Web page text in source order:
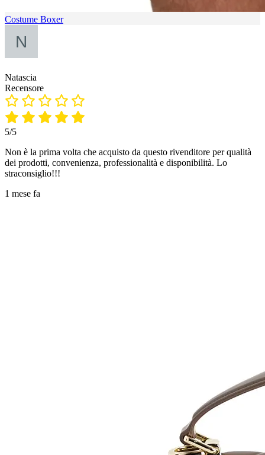
Costume Boxer
Natascia
Recensore
5/5
Non è la prima volta che acquisto da questo rivenditore per qualità
dei prodotti, convenienza, professionalità e disponibilità. Lo
straconsiglio!!!
1 mese fa